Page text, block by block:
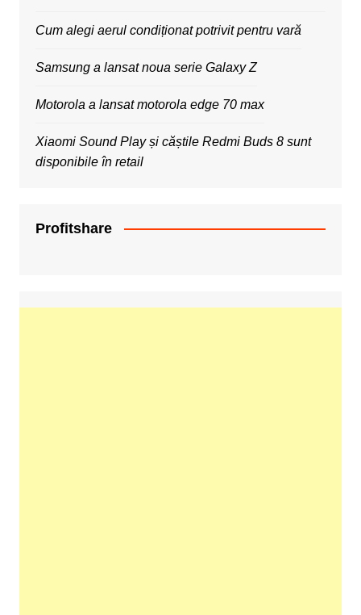
Cum alegi aerul condiționat potrivit pentru vară
Samsung a lansat noua serie Galaxy Z
Motorola a lansat motorola edge 70 max
Xiaomi Sound Play și căștile Redmi Buds 8 sunt
disponibile în retail
Profitshare